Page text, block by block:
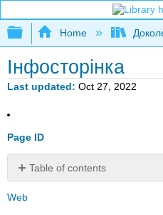
Expand/collapse
Home
Інфосторінка
Last updated Oct 27, 2022
Page ID
Table of contents
No
headers
Web